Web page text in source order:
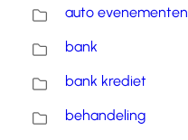
auto evenementen
bank
bank krediet
behandeling